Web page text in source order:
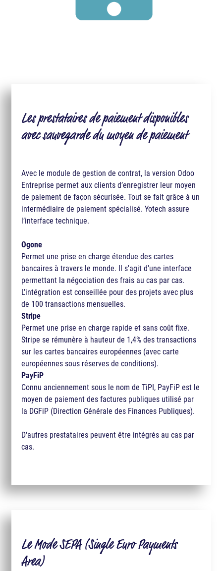
Les prestataires de paiement disponibles
avec sauvegarde du moyen de paiement
Avec le module de gestion de contrat, la version Odoo
Entreprise permet aux clients d’enregistrer leur moyen
de paiement de façon sécurisée. Tout se fait grâce à un
intermédiaire de paiement spécialisé. Yotech assure
l’interface technique.
Ogone
Permet une prise en charge étendue des cartes
bancaires à travers le monde. Il s'agit d'une interface
permettant la négociation des frais au cas par cas.
L’intégration est conseillée pour des projets avec plus
de 100 transactions mensuelles.
Stripe
Permet une prise en charge rapide et sans coût fixe.
Stripe se rémunère à hauteur de 1,4% des transactions
sur les cartes bancaires européennes (avec carte
européennes sous réserves de conditions).
PayFiP
Connu anciennement sous le nom de TiPI, PayFiP est le
moyen de paiement des factures publiques utilisé par
la DGFiP (Direction Générale des Finances Publiques).
D'autres prestataires peuvent être intégrés au cas par
cas.
Le Mode SEPA (Single Euro Payments
Area)